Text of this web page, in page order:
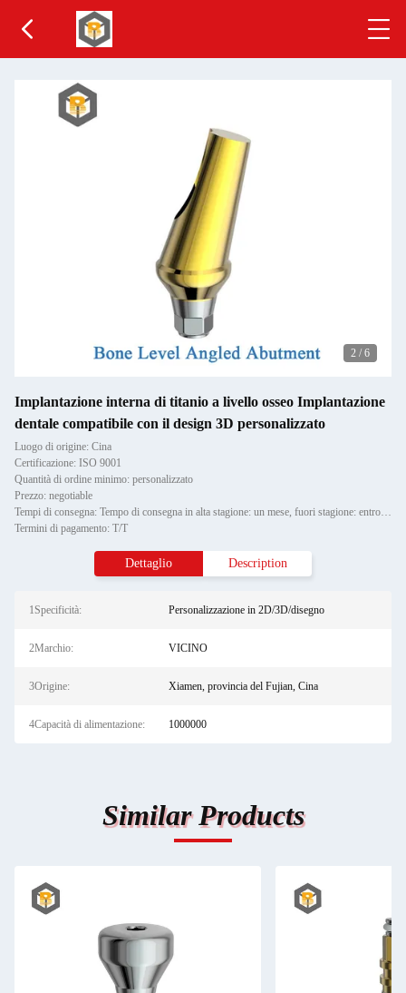
2 / 6
Implantazione interna di titanio a livello osseo Implantazione
dentale compatibile con il design 3D personalizzato
Luogo di origine: Cina
Certificazione: ISO 9001
Quantità di ordine minimo: personalizzato
Prezzo: negotiable
Tempi di consegna: Tempo di consegna in alta stagione: un mese, fuori stagione: entro 15 giorni lavorativi
Termini di pagamento: T/T
Dettaglio Description
1Specificità: Personalizzazione in 2D/3D/disegno
2Marchio: VICINO
3Origine: Xiamen, provincia del Fujian, Cina
4Capacità di alimentazione: 1000000
Similar Products